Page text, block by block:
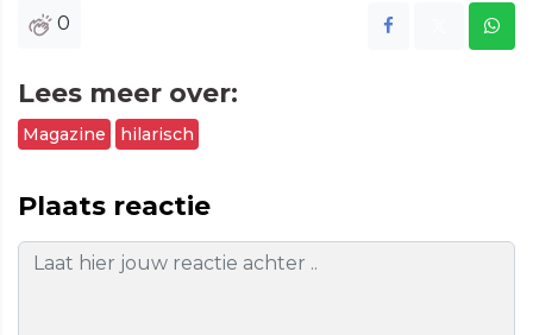
0
Lees meer over:
Magazine hilarisch
Plaats reactie